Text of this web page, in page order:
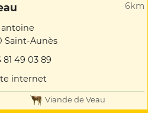
6km
Saint-Aunès
81 49 03 89
internet
Viande de Veau